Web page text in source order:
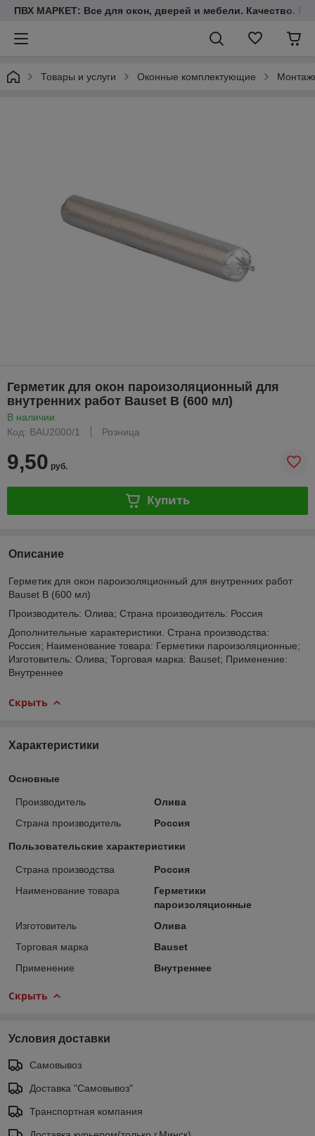
ПВХ МАРКЕТ: Все для окон, дверей и мебели. Качество.
Товары и услуги Оконные комплектующие
Герметик для окон пароизоляционный для
внутренних работ Bauset B (600 мл)
В наличии
Код: BAU2000/1
Розница
9,50 руб.
Купить
Описание
Герметик для окон пароизоляционный для внутренних работ
Bauset B (600 мл)
Производитель: Олива; Страна производитель: Россия
Дополнительные характеристики. Страна производства:
Россия; Наименование товара: Герметики пароизоляционные;
Изготовитель: Олива; Торговая марка: Bauset; Применение:
Внутреннее
Скрыть
Характеристики
Основные
Производитель
Олива
Страна производитель
Россия
Пользовательские характеристики
Страна производства
Россия
Наименование товара
Герметики
пароизоляционные
Изготовитель
Олива
Торговая марка
Bauset
Применение
Внутреннее
Скрыть
Условия доставки
Самовывоз
Доставка "Самовывоз"
Транспортная компания